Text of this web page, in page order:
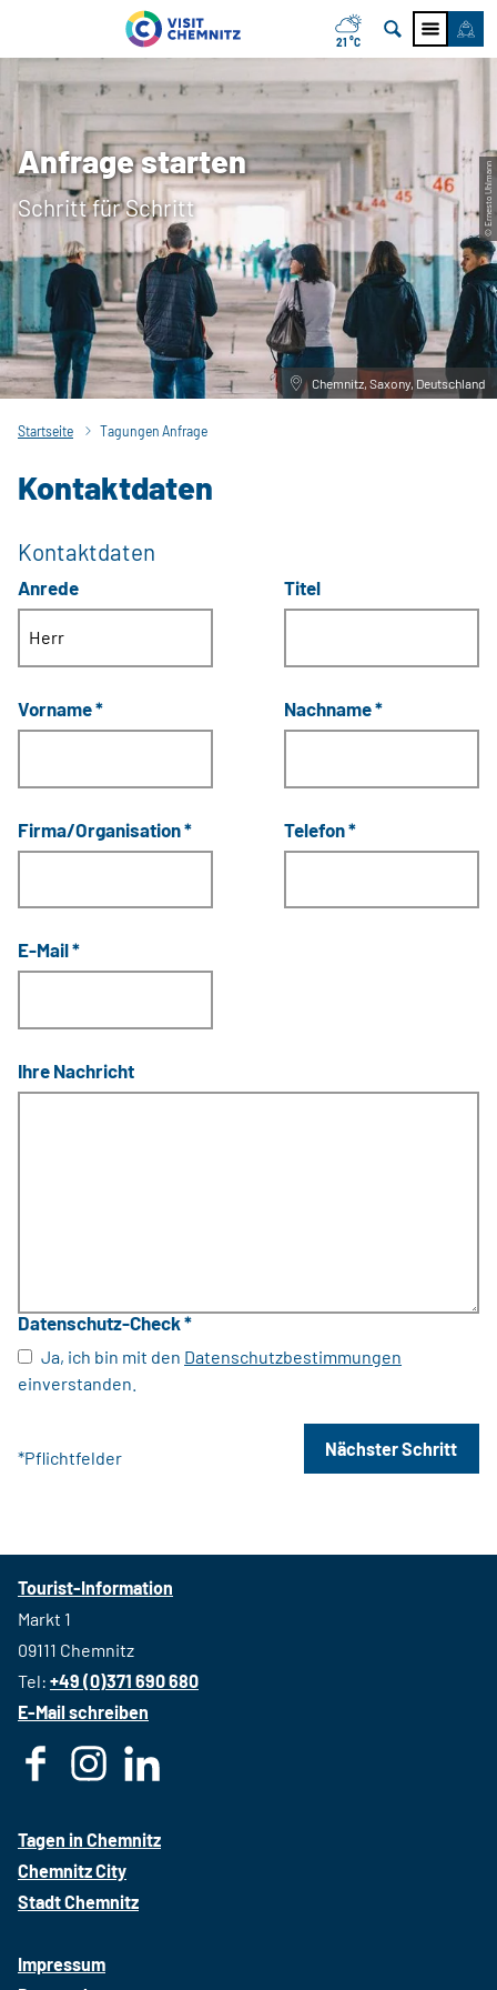
21 °C
Chemnitz, Saxony, Deutschland
© Ernesto Uhlmann
Anfrage starten
Schritt für Schritt
Startseite Tagungen Anfrage
Kontaktdaten
Kontaktdaten
Anrede Titel
Vorname* Nachname*
Firma/Organisation* Telefon*
E-Mail*
Ihre Nachricht
Datenschutz-Check*
Ja, ich bin mit den Datenschutzbestimmungen
einverstanden.
*Pflichtfelder Nächster Schritt
Tourist-Information
Markt 1
09111 Chemnitz
Tel: +49 (0)371 690 680
E-Mail schreiben
e
b
o
k
t
a
g
k
Tagen in Chemnitz
Chemnitz City
Stadt Chemnitz
Impressum